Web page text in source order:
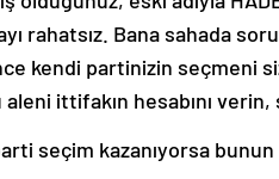
rahatsız. Bana sahada
kendi partinizin seçmeni
ittifakın hesabını verin,